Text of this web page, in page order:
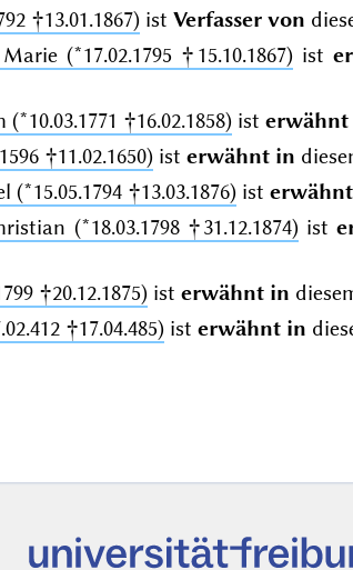
†13.01.1867)ist Verfasser von
(*17.02.1795 †15.10.1867) ist
†16.02.1858)ist erwähnt
†11.02.1650)ist erwähnt in
†13.03.1876)ist
(*18.03.1798 †31.12.1874)ist
†20.12.1875)ist erwähnt in
†17.04.485)ist erwähnt in